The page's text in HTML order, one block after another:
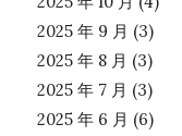
2025 年 9 月 (3)
2025 年 8 月 (3)
2025 年 7 月 (3)
2025 年 6 月 (6)